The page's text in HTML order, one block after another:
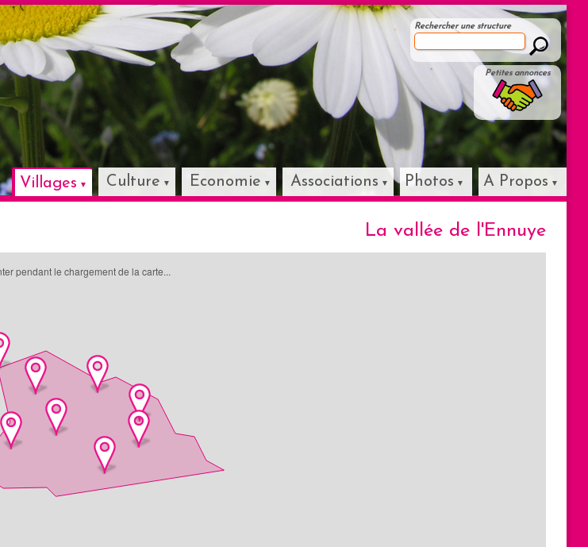
Rechercher une structure
Petites annonces
Villages Culture Economie Associations Photos A Propos
La vallée de l'Ennuye
pendant le chargement de la carte...